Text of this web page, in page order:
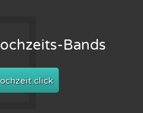
Bands